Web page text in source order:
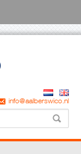
info@aalberswico.nl